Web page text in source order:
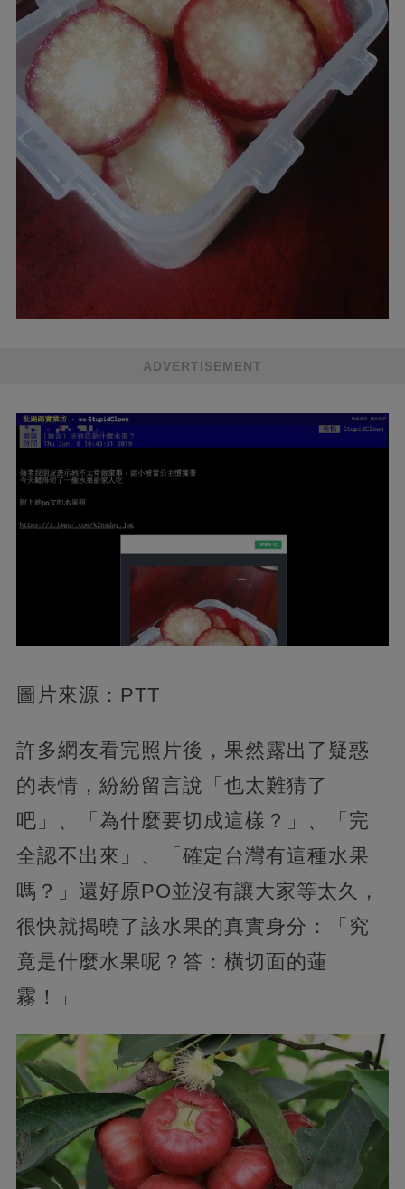
ADVERTISEMENT
圖片來源：PTT
許多網友看完照片後，果然露出了疑惑
的表情，紛紛留言說「也太難猜了
吧」、「為什麼要切成這樣？」、「完
全認不出來」、「確定台灣有這種水果
嗎？」還好原PO並沒有讓大家等太久，
很快就揭曉了該水果的真實身分：「究
竟是什麼水果呢？答：橫切面的蓮
霧！」